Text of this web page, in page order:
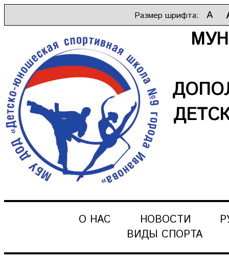
Размер шрифта: A
О НАС НОВОСТИ
ВИДЫ СПОРТА